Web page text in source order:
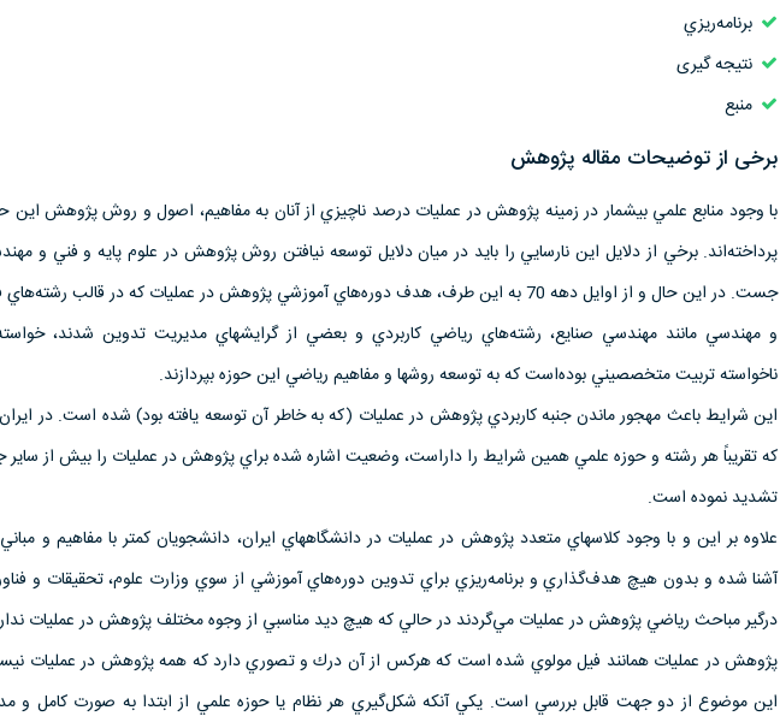
برنامه‌ريزي
نتیجه گیری
منبع
برخی از توضیحات مقاله پژوهش
با وجود منابع علمي بيشمار در زمينه پژوهش در عمليات درصد ناچيزي از آ‌‌‌نان به مفاهيم، اصول و روش پژوهش اين
پرداخته‌‌‌اند. برخي از دلايل اين نارسايي را بايد در ميان دلايل توسعه نيافتن روش پژوهش در علوم پايه و فني و
جست. در اين حال و از اوايل دهه 70 به اين طرف، هدف دوره‌هاي آموزشي پژوهش در عمليات كه در قالب
و مهندسي مانند مهندسي صنايع، رشته‌هاي رياضي كاربردي و بعضي از گرايشهاي مديريت تدوين شدند،
نا‌خواسته تربيت متخصصيني بوده‌است كه به توسعه روشها و مفاهيم رياضي اين حوزه بپردازند.
اين شرايط باعث مهجور ماندن جنبه كاربردي پژوهش در عمليات (كه به خاطر آن توسعه يافته بود) شده‌ است. در ايران
كه تقريباً هر رشته و حوزه علمي همين شرايط را داراست، وضعيت اشاره شده براي پژوهش در عمليات را بيش از ساير
تشديد نموده‌ است.
علاوه بر اين و با وجود كلاسهاي متعدد پژوهش در عمليات در دانشگاههاي ايران، دانشجويان كمتر با مفاهيم و
آشنا شده و بدون هيچ هدف‌گذاري و برنامه‌‌ريزي براي تدوين دوره‌هاي آموزشي از سوي وزارت علوم، تحقيقات و
در‌گير مباحث رياضي پژوهش در عمليات مي‌گردند در حالي كه هيچ ديد مناسبي از وجوه مختلف پژوهش در عمليات
پژوهش در عمليات همانند فيل مولوي شده است كه هر‌كس از آن درك و تصوري دارد كه همه پژوهش در عمليات
اين موضوع از دو جهت قابل بررسي است. يكي آنكه شكل‌گيري هر نظام يا حوزه علمي از ابتدا به صورت كامل و